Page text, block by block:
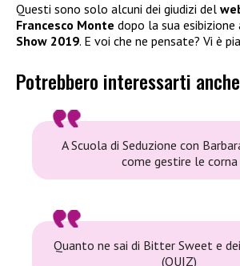
Questi sono solo alcuni dei giudizi del
Francesco Monte dopo la sua esibizione
Show 2019. E voi che ne pensate? Vi è
Potrebbero interessarti
A Scuola di Seduzione con
come gestire le corna
Quanto ne sai di Bitter Sweet e
(QUIZ)